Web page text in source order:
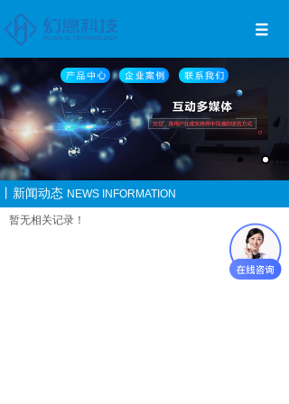
丨新闻动态 NEWS INFORMATION
暂无相关记录！